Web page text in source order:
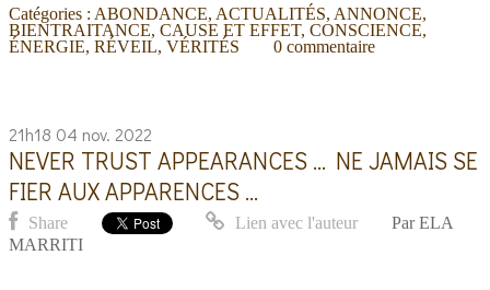
Catégories : ABONDANCE, ACTUALITÉS, ANNONCE,
BIENTRAITANCE,CAUSE ET EFFET,CONSCIENCE,
ÉNERGIE,RÉVEIL,VÉRITÉS 0 commentaire
21h18 04 nov. 2022
NEVER TRUST APPEARANCES ... NE JAMAIS SE
FIER AUX APPARENCES ...
Share Lien avec l'auteur Par ELA
MARRITI